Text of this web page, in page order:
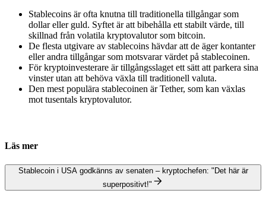
Stablecoins är ofta knutna till traditionella tillgångar som
dollar eller guld. Syftet är att bibehålla ett stabilt värde, till
skillnad från volatila kryptovalutor som bitcoin.
De flesta utgivare av stablecoins hävdar att de äger kontanter
eller andra tillgångar som motsvarar värdet på stablecoinen.
För kryptoinvesterare är tillgångsslaget ett sätt att parkera sina
vinster utan att behöva växla till traditionell valuta.
Den mest populära stablecoinen är Tether, som kan växlas
mot tusentals kryptovalutor.
Läs mer
Stablecoin i USA godkänns av senaten – kryptochefen: "Det här är
superpositivt!"